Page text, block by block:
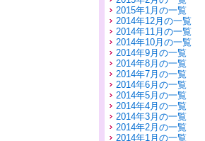
2015年1月の一覧
2014年12月の一覧
2014年11月の一覧
2014年10月の一覧
2014年9月の一覧
2014年8月の一覧
2014年7月の一覧
2014年6月の一覧
2014年5月の一覧
2014年4月の一覧
2014年3月の一覧
2014年2月の一覧
2014年1月の一覧